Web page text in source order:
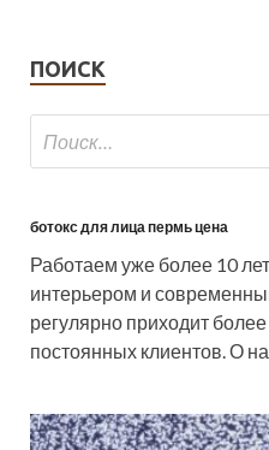
ПОИСК
ботокс для лица пермь цена
Работаем уже более 10
интерьером и
регулярно приходит
постоянных клиентов. О